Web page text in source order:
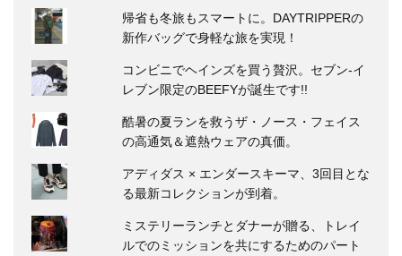
帰省も冬旅もスマートに。DAYTRIPPERの
新作バッグで身軽な旅を実現！
コンビニでヘインズを買う贅沢。セブン‐イ
レブン限定のBEEFYが誕生です!!
酷暑の夏ランを救うザ・ノース・フェイス
の高通気＆遮熱ウェアの真価。
アディダス × エンダースキーマ、3回目とな
る最新コレクションが到着。
ミステリーランチとダナーが贈る、トレイ
ルでのミッションを共にするためのパート